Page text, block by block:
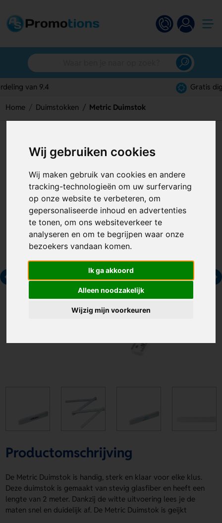
Wij gebruiken cookies
Wij maken gebruik van cookies en andere
tracking-technologieën om uw surfervaring
op onze website te verbeteren, om
gepersonaliseerde inhoud en advertenties
te tonen, om ons websiteverkeer te
analyseren en om te begrijpen waar onze
bezoekers vandaan komen.
Ik ga akkoord
Alleen noodzakelijk
Wijzig mijn voorkeuren
Home Duimstokken Metric Duimstok
Artikelnummer:124930
Productomschrijving
De Metric Duimstok is handig, sterk en klaar voor elke klus.
Deze duimstok is gemaakt van stevig glasfiber en heeft een
lengte van 2 meter. Dankzij de witte uitvoering lees je de
maten snel en duidelijk af. De Metric Duimstok is geijkt